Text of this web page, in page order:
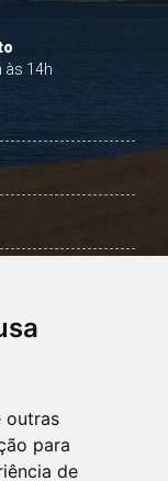
outras
para
de
às 14h